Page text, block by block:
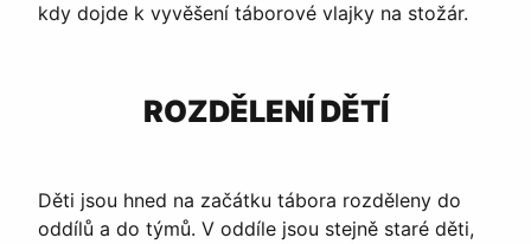
kdy dojde k vyvěšení táborové vlajky na stožár.
ROZDĚLENÍ DĚTÍ
Děti jsou hned na začátku tábora rozděleny do
oddílů a do týmů. V oddíle jsou stejně staré děti,